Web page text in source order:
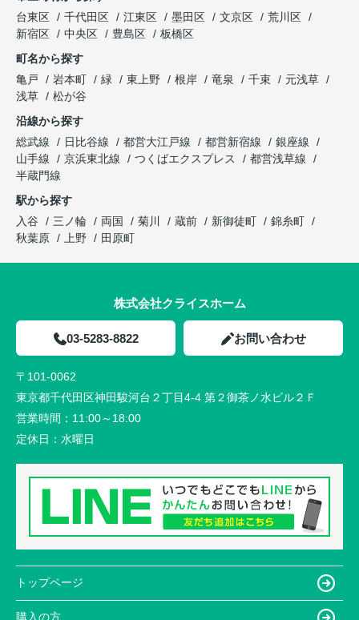
台東区
千代田区 江東区 墨田区 文京区
荒川区
新宿区
中央区 豊島区
板橋区
町名から探す
亀戸
岩本町 緑 東上野 根岸 竜泉 千束
元浅草
浅草
松が谷
沿線から探す
総武線
日比谷線 都営大江戸線 都営新宿線
銀座線
山手線
京浜東北線 つくばエクスプレス
都営浅草線
半蔵門線
駅から探す
入谷
三ノ輪 両国 菊川 蔵前 新御徒町
錦糸町
秋葉原
上野 田原町
株式会社クライスホーム
03-5283-8822 お問い合わせ
〒101-0062
東京都千代田区神田駿河台２丁目4-4 第２御茶ノ水ビル２Ｆ
営業時間： 11:00～18:00
定休日： 水曜日
トップページ
購入の方